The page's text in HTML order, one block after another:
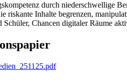
durch niederschwellige
riskante Inhalte begrenzen,
Chancen digitaler Räume